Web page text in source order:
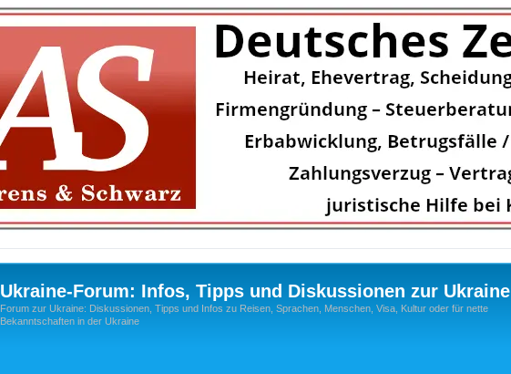
Ukraine-Forum: Infos, Tipps und Diskussionen zur Ukraine
Forum zur Ukraine: Diskussionen, Tipps und Infos zu Reisen, Sprachen, Menschen, Visa, Kultur oder für nette
Bekanntschaften in der Ukraine